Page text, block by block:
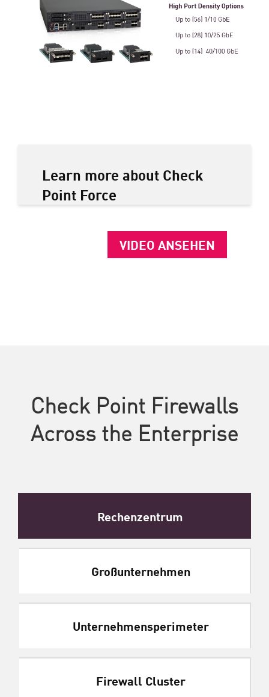
Learn more about Check
Point Force
VIDEO ANSEHEN
Check Point Firewalls
Across the Enterprise
Rechenzentrum
Großunternehmen
Unternehmensperimeter
Firewall Cluster